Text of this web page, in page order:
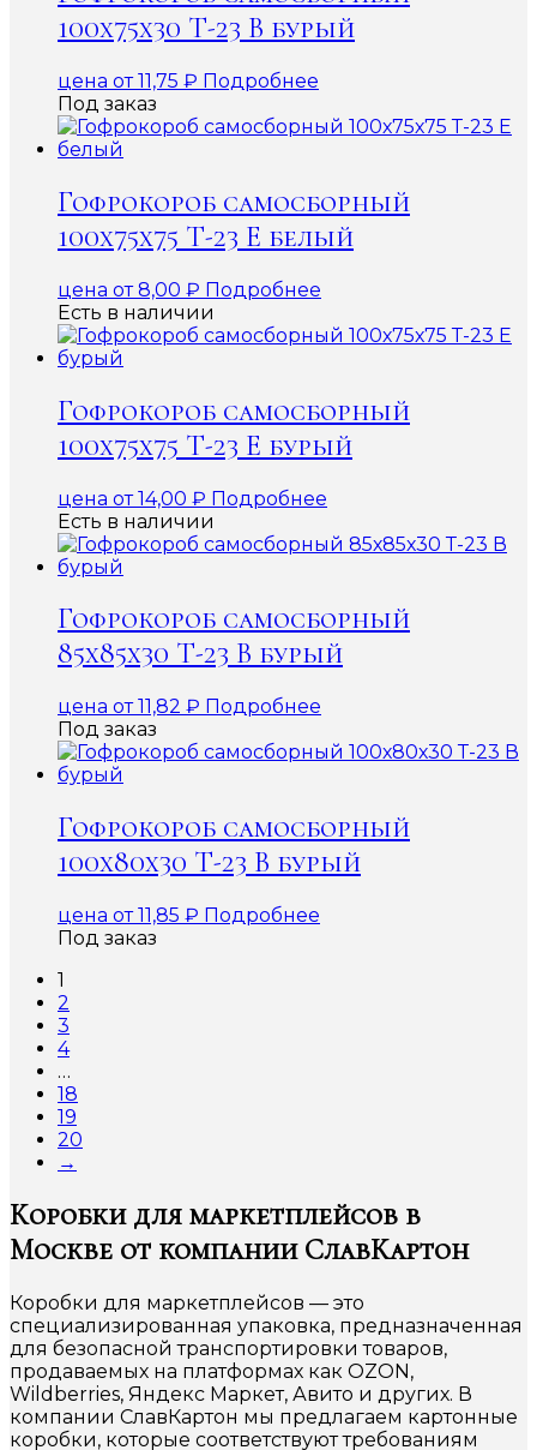
100х75х30 Т-23 В бурый
цена от11,75 ₽ Подробнее
Под заказ
Гофрокороб самосборный
100х75х75 Т-23 Е белый
цена от8,00 ₽ Подробнее
Есть в наличии
Гофрокороб самосборный
100х75х75 Т-23 Е бурый
цена от14,00 ₽ Подробнее
Есть в наличии
Гофрокороб самосборный
85х85х30 Т-23 В бурый
цена от11,82 ₽ Подробнее
Под заказ
Гофрокороб самосборный
100х80х30 Т-23 В бурый
цена от11,85 ₽ Подробнее
Под заказ
1
2
3
4
…
18
19
20
→
Коробки для маркетплейсов в
Москве от компании СлавКартон
Коробки для маркетплейсов — это
специализированная упаковка, предназначенная
для безопасной транспортировки товаров,
продаваемых на платформах как OZON,
Wildberries, Яндекс Маркет, Авито и других. В
компании СлавКартон мы предлагаем картонные
коробки, которые соответствуют требованиям